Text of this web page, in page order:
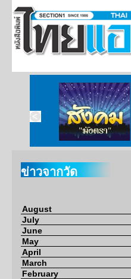
สังคมมังตรา
ข่าวจากวัด
August
July
June
May
April
March
February